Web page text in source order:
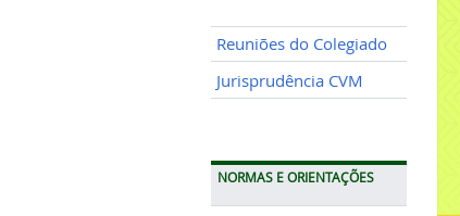
Reuniões do Colegiado
Jurisprudência CVM
NORMAS E ORIENTAÇÕES